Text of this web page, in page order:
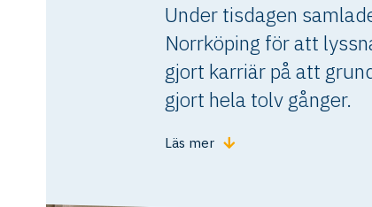
Under tisdagen
Norrköping för att
gjort karriär på att
gjort hela tolv gånger.
Läs mer